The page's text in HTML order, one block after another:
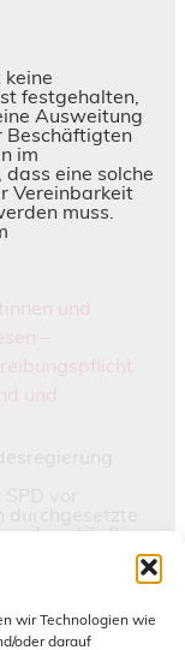
wir Technologien wie
oder darauf
festgehalten,
Ausweitung
Beschäftigten
im
eine solche
Vereinbarkeit
muss.
und
–
und
dass künftig
ist völlig
und
(ASG) Boris